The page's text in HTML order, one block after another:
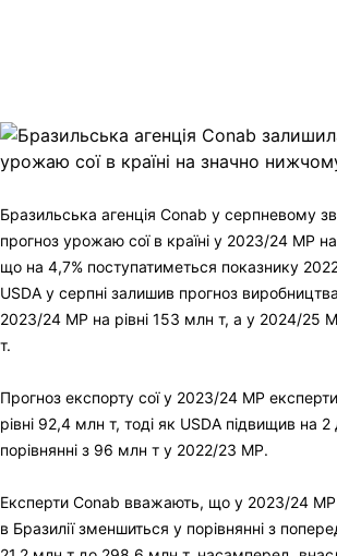
Link
Print
Бразильська агенція Conab у серпневому
прогноз урожаю сої в країні у 2023/24 МР на
що на 4,7% поступатиметься показнику
USDA у серпні залишив прогноз виробництва
2023/24 МР на рівні 153 млн т, а у 2024/25
т.
Прогноз експорту сої у 2023/24 МР
рівні 92,4 млн т, тоді як USDA підвищив на
порівнянні з 96 млн т у 2022/23 МР.
Експерти Conab вважають, що у 2023/24 МР
в Бразилії зменшиться у порівнянні з